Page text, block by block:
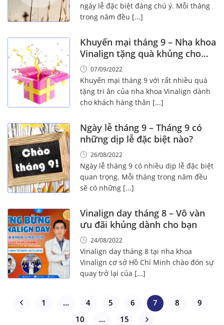
ngày lễ đặc biệt đáng chú ý. Mỗi tháng
trong năm đều [...]
Khuyến mại tháng 9 – Nha khoa
Vinalign tặng quà khủng cho
bạn.07/09/2022
Khuyến mại tháng 9 với rất nhiều quà
tặng tri ân của nha khoa Vinalign dành
cho khách hàng thân [...]
Ngày lễ tháng 9 – Tháng 9 có
những dịp lễ đặc biệt nào?
26/08/2022
Ngày lễ tháng 9 có nhiều dịp lễ đặc biệt
quan trọng. Mỗi tháng trong năm đều
sẽ có những [...]
Vinalign day tháng 8 – Vô vàn
ưu đãi khủng dành cho bạn
24/08/2022
Vinalign day tháng 8 tại nha khoa
Vinalign cơ sở Hồ Chí Minh chào đón sự
quay trở lại của [...]
1 … 4 5 6 7 8
9
10
… 15